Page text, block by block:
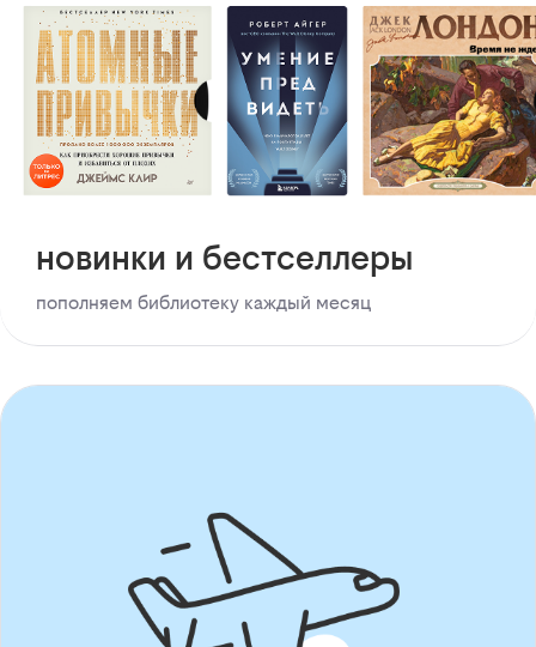
новинки и бестселлеры
пополняем библиотеку каждый месяц